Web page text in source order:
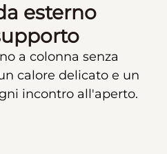
esterno
a colonna senza
calore delicato e un
incontro all'aperto.